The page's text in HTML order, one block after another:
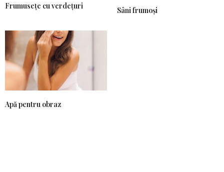
Frumusețe cu verdețuri Sâni frumoși
Apă pentru obraz